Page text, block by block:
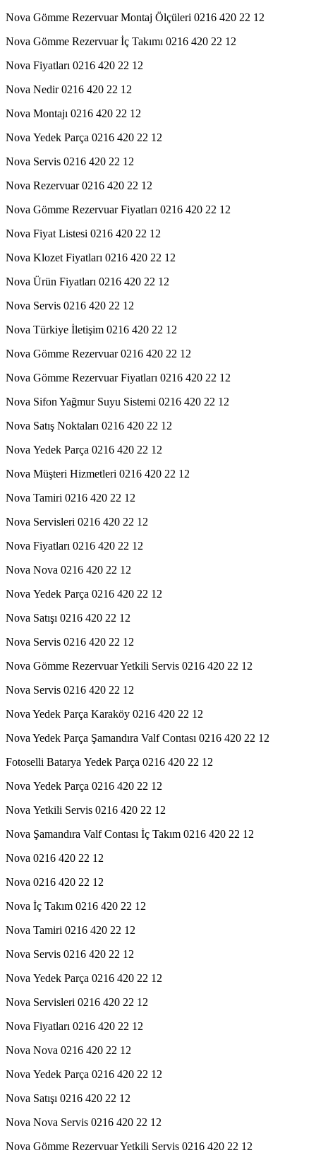
Nova Gömme Rezervuar Montaj Ölçüleri 0216 420 22 12
Nova Gömme Rezervuar İç Takımı 0216 420 22 12
Nova Fiyatları 0216 420 22 12
Nova Nedir 0216 420 22 12
Nova Montajı 0216 420 22 12
Nova Yedek Parça 0216 420 22 12
Nova Servis 0216 420 22 12
Nova Rezervuar 0216 420 22 12
Nova Gömme Rezervuar Fiyatları 0216 420 22 12
Nova Fiyat Listesi 0216 420 22 12
Nova Klozet Fiyatları 0216 420 22 12
Nova Ürün Fiyatları 0216 420 22 12
Nova Servis 0216 420 22 12
Nova Türkiye İletişim 0216 420 22 12
Nova Gömme Rezervuar 0216 420 22 12
Nova Gömme Rezervuar Fiyatları 0216 420 22 12
Nova Sifon Yağmur Suyu Sistemi 0216 420 22 12
Nova Satış Noktaları 0216 420 22 12
Nova Yedek Parça 0216 420 22 12
Nova Müşteri Hizmetleri 0216 420 22 12
Nova Tamiri 0216 420 22 12
Nova Servisleri 0216 420 22 12
Nova Fiyatları 0216 420 22 12
Nova Nova 0216 420 22 12
Nova Yedek Parça 0216 420 22 12
Nova Satışı 0216 420 22 12
Nova Servis 0216 420 22 12
Nova Gömme Rezervuar Yetkili Servis 0216 420 22 12
Nova Servis 0216 420 22 12
Nova Yedek Parça Karaköy 0216 420 22 12
Nova Yedek Parça Şamandıra Valf Contası 0216 420 22 12
Fotoselli Batarya Yedek Parça 0216 420 22 12
Nova Yedek Parça 0216 420 22 12
Nova Yetkili Servis 0216 420 22 12
Nova Şamandıra Valf Contası İç Takım 0216 420 22 12
Nova 0216 420 22 12
Nova 0216 420 22 12
Nova İç Takım 0216 420 22 12
Nova Tamiri 0216 420 22 12
Nova Servis 0216 420 22 12
Nova Yedek Parça 0216 420 22 12
Nova Servisleri 0216 420 22 12
Nova Fiyatları 0216 420 22 12
Nova Nova 0216 420 22 12
Nova Yedek Parça 0216 420 22 12
Nova Satışı 0216 420 22 12
Nova Nova Servis 0216 420 22 12
Nova Gömme Rezervuar Yetkili Servis 0216 420 22 12